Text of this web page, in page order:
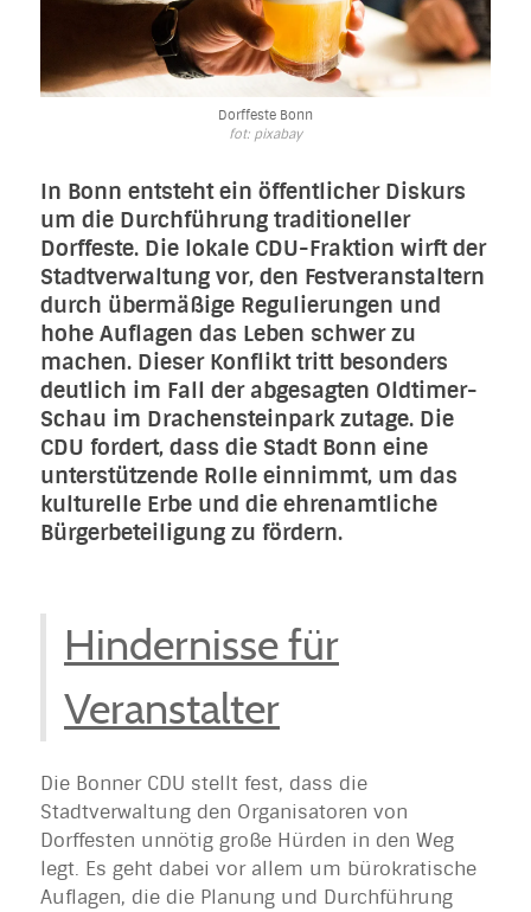
Dorffeste Bonn
fot: pixabay
In Bonn entsteht ein öffentlicher Diskurs
um die Durchführung traditioneller
Dorffeste. Die lokale CDU-Fraktion wirft der
Stadtverwaltung vor, den Festveranstaltern
durch übermäßige Regulierungen und
hohe Auflagen das Leben schwer zu
machen. Dieser Konflikt tritt besonders
deutlich im Fall der abgesagten Oldtimer-
Schau im Drachensteinpark zutage. Die
CDU fordert, dass die Stadt Bonn eine
unterstützende Rolle einnimmt, um das
kulturelle Erbe und die ehrenamtliche
Bürgerbeteiligung zu fördern.
Hindernisse für
Veranstalter
Die Bonner CDU stellt fest, dass die
Stadtverwaltung den Organisatoren von
Dorffesten unnötig große Hürden in den Weg
legt. Es geht dabei vor allem um bürokratische
Auflagen, die die Planung und Durchführung